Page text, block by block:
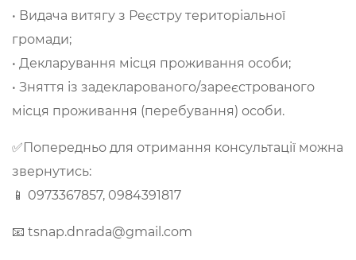
• Видача витягу з Реєстру територіальної
громади;
• Декларування місця проживання особи;
• Зняття із задекларованого/зареєстрованого
місця проживання (перебування) особи.
✅Попередньо для отримання консультації можна
звернутись:
📱 0973367857, 0984391817
📧 tsnap.dnrada@gmail.com